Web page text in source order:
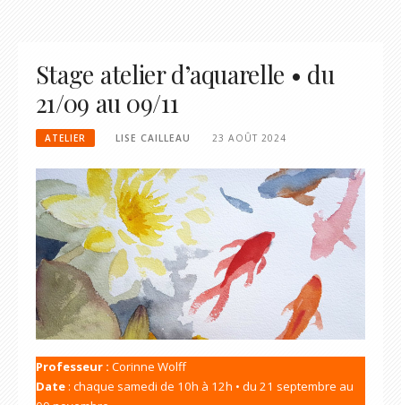
Stage atelier d’aquarelle • du
21/09 au 09/11
ATELIER LISE CAILLEAU 23 AOÛT 2024
Professeur : Corinne Wolff
Date: chaque samedi de 10h à 12h • du 21 septembre au